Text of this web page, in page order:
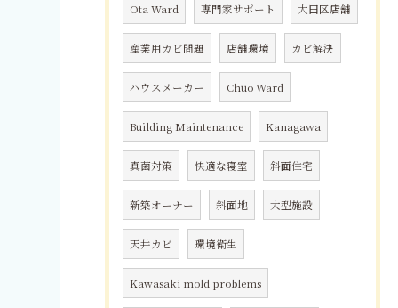
Ota Ward 専門家サポート 大田区店舗
産業用カビ問題 店舗環境 カビ解決
ハウスメーカー Chuo Ward
Building Maintenance Kanagawa
真菌対策 快適な寝室 斜面住宅
新築オーナー 斜面地 大型施設
天井カビ 環境衛生
Kawasaki mold problems